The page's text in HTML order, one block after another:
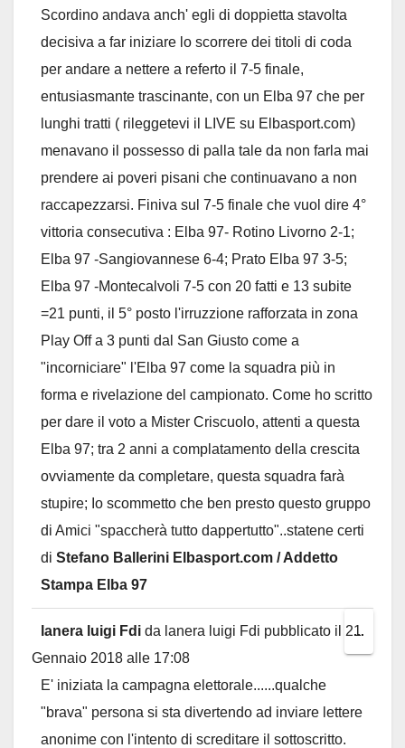
Scordino andava anch' egli di doppietta stavolta
decisiva a far iniziare lo scorrere dei titoli di coda
per andare a nettere a referto il 7-5 finale,
entusiasmante trascinante, con un Elba 97 che per
lunghi tratti ( rileggetevi il LIVE su Elbasport.com)
menavano il possesso di palla tale da non farla mai
prendere ai poveri pisani che continuavano a non
raccapezzarsi. Finiva sul 7-5 finale che vuol dire 4°
vittoria consecutiva : Elba 97- Rotino Livorno 2-1;
Elba 97 -Sangiovannese 6-4; Prato Elba 97 3-5;
Elba 97 -Montecalvoli 7-5 con 20 fatti e 13 subite
=21 punti, il 5° posto l'irruzzione rafforzata in zona
Play Off a 3 punti dal San Giusto come a
"incorniciare" l'Elba 97 come la squadra più in
forma e rivelazione del campionato. Come ho scritto
per dare il voto a Mister Criscuolo, attenti a questa
Elba 97; tra 2 anni a complatamento della crescita
ovviamente da completare, questa squadra farà
stupire; Io scommetto che ben presto questo gruppo
di Amici "spaccherà tutto dappertutto"..statene certi
di Stefano Ballerini Elbasport.com / Addetto
Stampa Elba 97
lanera luigi Fdi da lanera luigi Fdi pubblicato il 21
Gennaio 2018 alle 17:08
E' iniziata la campagna elettorale......qualche
"brava" persona si sta divertendo ad inviare lettere
anonime con l'intento di screditare il sottoscritto.
...
this